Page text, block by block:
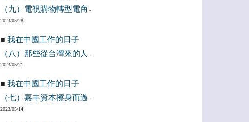
（九）電視購物轉型電商 -
2023/05/28
■ 我在中國工作的日子
（八）那些從台灣來的人
-
2023/05/21
■ 我在中國工作的日子
（七）嘉丰資本擦身而過 -
2023/05/14